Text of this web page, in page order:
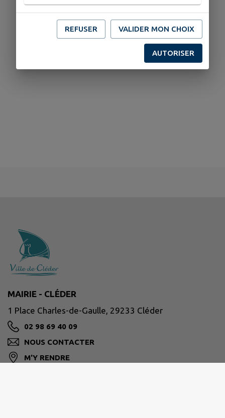
MAIRIE - CLÉDER
1 Place Charles-de-Gaulle, 29233 Cléder
02 98 69 40 09
NOUS CONTACTER
M'Y RENDRE
REFUSER VALIDER MON CHOIX
AUTORISER